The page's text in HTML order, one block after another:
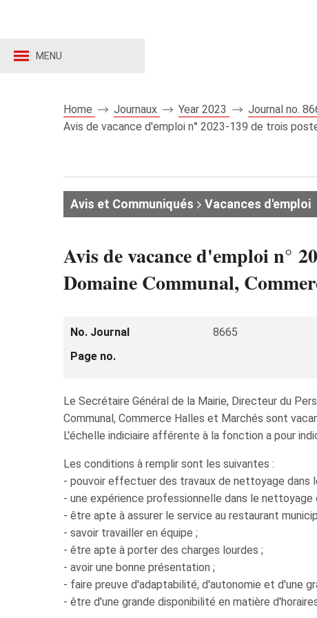
MENU
Home Journaux Year 2023
Journal no.
Avis de vacance d'emploi n° 2023-139 de trois
Avis et Communiqués Vacances d'emploi
Avis de vacance d'emploi n°
Domaine Communal,
No. Journal 8665
Page no.
Le Secrétaire Général de la Mairie, Directeur du
Communal, Commerce Halles et Marchés sont
L'échelle indiciaire afférente à la fonction a pour
Les conditions à remplir sont les suivantes :
- pouvoir effectuer des travaux de nettoyage dans
- une expérience professionnelle dans le
- être apte à assurer le service au restaurant
- savoir travailler en équipe ;
- être apte à porter des charges lourdes ;
- avoir une bonne présentation ;
- faire preuve d'adaptabilité, d'autonomie et d'une
- être d'une grande disponibilité en matière